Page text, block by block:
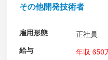
その他開発技術者
雇用形態
正社員
給与
年収 650